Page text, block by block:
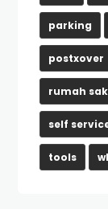
parking
postxover
rumah
self
tools